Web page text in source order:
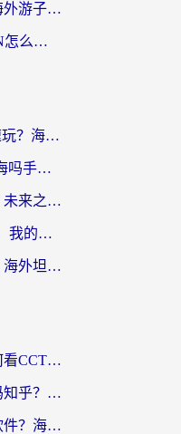
斧牛和加速喵好用吗？海外游子的真实选择困境
马来西亚留学生回国VPN怎么选？3个避坑点+1款实测好用的加速器推荐
Sky光·遇在国外怎么加速玩？海外党亲测有效的国服游戏加速指南
在欧洲能玩天下-异兽山海吗手游？海外玩家的加速器生存指南
在欧洲怎么打绝地求生：未来之役不卡？留学生亲测的加速器避坑指南
人在美国玩BanG加速器，我的延迟终于绿了
海外玩坦克世界总卡顿？海外坦克世界加速器有哪些？实测好用的选择在这里
海外党亲测：在海外如何看CCTV？告别“仅限大陆播放”的实用指南
央视影音在海外可以看吗知乎？留学生亲测：3步解决地域限制+追剧自由
在国外怎么看咪咕视频软件？海外党亲测有效的回国加速方案